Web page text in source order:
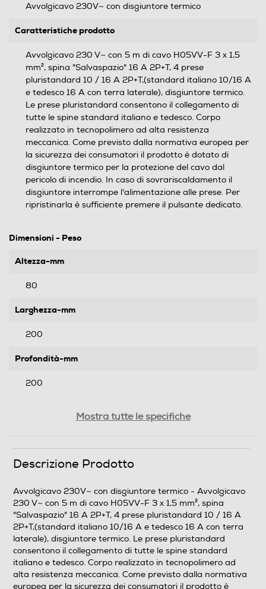
Avvolgicavo 230V~ con disgiuntore termico
Caratteristiche prodotto
Avvolgicavo 230 V~ con 5 m di cavo H05VV-F 3 x 1,5
mm², spina "Salvaspazio" 16 A 2P+T, 4 prese
pluristandard 10 / 16 A 2P+T,(standard italiano 10/16 A
e tedesco 16 A con terra laterale), disgiuntore termico.
Le prese pluristandard consentono il collegamento di
tutte le spine standard italiano e tedesco. Corpo
realizzato in tecnopolimero ad alta resistenza
meccanica. Come previsto dalla normativa europea per
la sicurezza dei consumatori il prodotto è dotato di
disgiuntore termico per la protezione del cavo dal
pericolo di incendio. In caso di sovrariscaldamento il
disgiuntore interrompe l'alimentazione alle prese. Per
ripristinarla è sufficiente premere il pulsante dedicato.
Dimensioni - Peso
Altezza-mm
80
Larghezza-mm
200
Profondità-mm
200
Informazioni sulla sicurezza del prodotto
Clicca qui
Mostra tutte le specifiche
Descrizione Prodotto
Avvolgicavo 230V~ con disgiuntore termico - Avvolgicavo
230 V~ con 5 m di cavo H05VV-F 3 x 1,5 mm², spina
"Salvaspazio" 16 A 2P+T, 4 prese pluristandard 10 / 16 A
2P+T,(standard italiano 10/16 A e tedesco 16 A con terra
laterale), disgiuntore termico. Le prese pluristandard
consentono il collegamento di tutte le spine standard
italiano e tedesco. Corpo realizzato in tecnopolimero ad
alta resistenza meccanica. Come previsto dalla normativa
europea per la sicurezza dei consumatori il prodotto è